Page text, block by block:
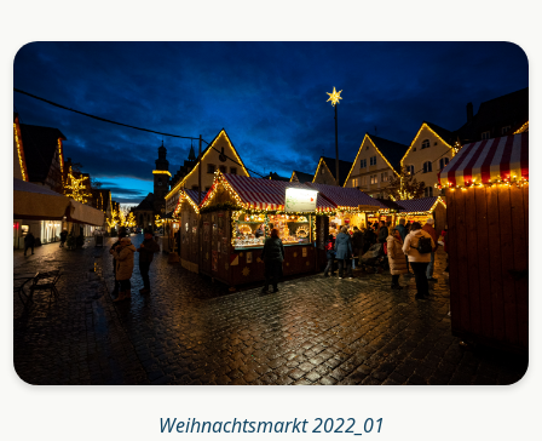
Weihnachtsmarkt 2022_01